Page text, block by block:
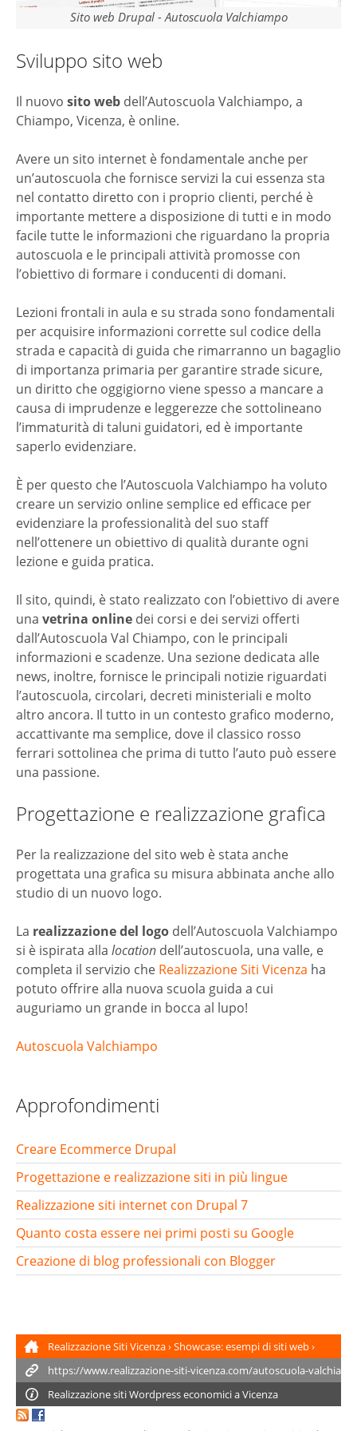
Sito web Drupal - Autoscuola Valchiampo
Sviluppo sito web
Il nuovo sito web dell’Autoscuola Valchiampo, a
Chiampo, Vicenza, è online.
Avere un sito internet è fondamentale anche per
un’autoscuola che fornisce servizi la cui essenza sta
nel contatto diretto con i proprio clienti, perché è
importante mettere a disposizione di tutti e in modo
facile tutte le informazioni che riguardano la propria
autoscuola e le principali attività promosse con
l’obiettivo di formare i conducenti di domani.
Lezioni frontali in aula e su strada sono fondamentali
per acquisire informazioni corrette sul codice della
strada e capacità di guida che rimarranno un bagaglio
di importanza primaria per garantire strade sicure,
un diritto che oggigiorno viene spesso a mancare a
causa di imprudenze e leggerezze che sottolineano
l’immaturità di taluni guidatori, ed è importante
saperlo evidenziare.
È per questo che l’Autoscuola Valchiampo ha voluto
creare un servizio online semplice ed efficace per
evidenziare la professionalità del suo staff
nell’ottenere un obiettivo di qualità durante ogni
lezione e guida pratica.
Il sito, quindi, è stato realizzato con l’obiettivo di avere
una vetrina online dei corsi e dei servizi offerti
dall’Autoscuola Val Chiampo, con le principali
informazioni e scadenze. Una sezione dedicata alle
news, inoltre, fornisce le principali notizie riguardati
l’autoscuola, circolari, decreti ministeriali e molto
altro ancora. Il tutto in un contesto grafico moderno,
accattivante ma semplice, dove il classico rosso
ferrari sottolinea che prima di tutto l’auto può essere
una passione.
Progettazione e realizzazione grafica
Per la realizzazione del sito web è stata anche
progettata una grafica su misura abbinata anche allo
studio di un nuovo logo.
La realizzazione del logo dell’Autoscuola Valchiampo
si è ispirata alla location dell’autoscuola, una valle, e
completa il servizio che Realizzazione Siti Vicenza ha
potuto offrire alla nuova scuola guida a cui
auguriamo un grande in bocca al lupo!
Autoscuola Valchiampo
Approfondimenti
Creare Ecommerce Drupal
Progettazione e realizzazione siti in più lingue
Realizzazione siti internet con Drupal 7
Quanto costa essere nei primi posti su Google
Creazione di blog professionali con Blogger
Realizzazione Siti Vicenza›Showcase: esempi di siti web›
Autoscuola Valchiampo online
Realizzazione sitiWordpresseconomici a Vicenza